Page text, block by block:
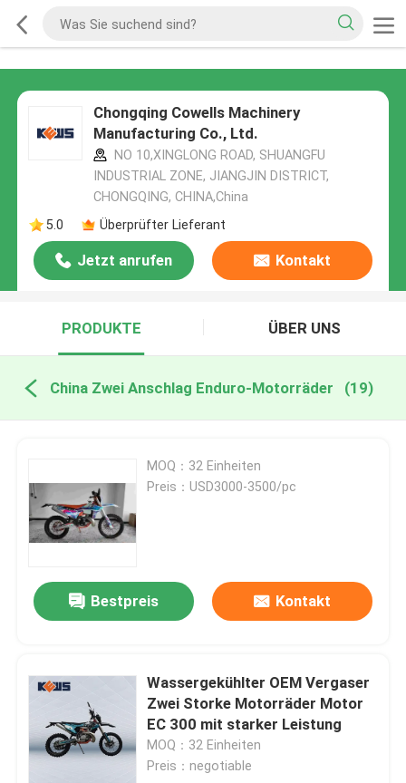
Chongqing Cowells Machinery
Manufacturing Co., Ltd.
NO 10,XINGLONG ROAD, SHUANGFU
INDUSTRIAL ZONE, JIANGJIN DISTRICT,
CHONGQING, CHINA,China
5.0
Überprüfter Lieferant
Jetzt anrufen Kontakt
PRODUKTE ÜBER UNS
China Zwei Anschlag Enduro-Motorräder (19)
MOQ：32 Einheiten
Preis：USD3000-3500/pc
Bestpreis Kontakt
Wassergekühlter OEM Vergaser
Zwei Storke Motorräder Motor
EC 300 mit starker Leistung
MOQ：32 Einheiten
Preis：negotiable